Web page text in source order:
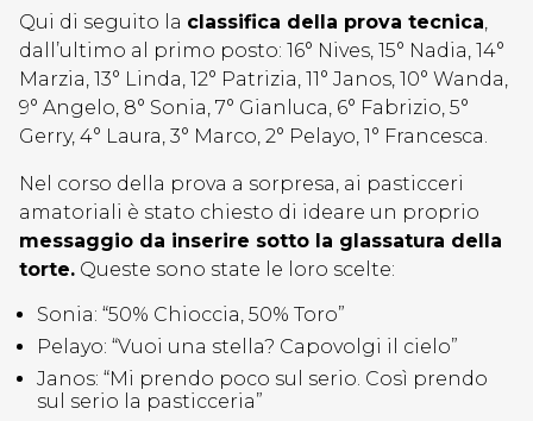
Qui di seguito la classifica della prova tecnica,
dall’ultimo al primo posto: 16° Nives, 15° Nadia, 14°
Marzia, 13° Linda, 12° Patrizia, 11° Janos, 10° Wanda,
9° Angelo, 8° Sonia, 7° Gianluca, 6° Fabrizio, 5°
Gerry, 4° Laura, 3° Marco, 2° Pelayo, 1° Francesca.
Nel corso della prova a sorpresa, ai pasticceri
amatoriali è stato chiesto di ideare un proprio
messaggio da inserire sotto la glassatura della
torte. Queste sono state le loro scelte:
Sonia: “50% Chioccia, 50% Toro”
Pelayo: “Vuoi una stella? Capovolgi il cielo”
Janos: “Mi prendo poco sul serio. Così prendo
sul serio la pasticceria”